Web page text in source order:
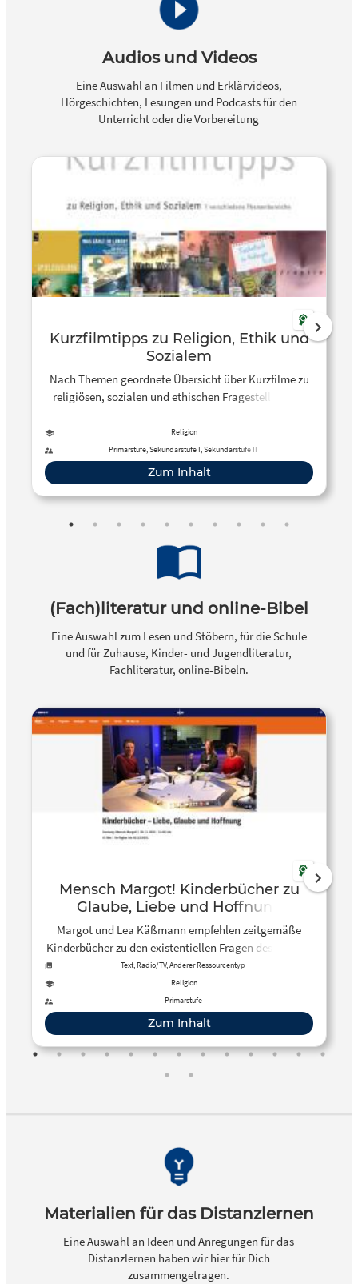
Audios und Videos
Eine Auswahl an Filmen und Erklärvideos,
Hörgeschichten, Lesungen und Podcasts für den
Unterricht oder die Vorbereitung
Kurzfilmtipps zu Religion, Ethik und
Sozialem
Nach Themen geordnete Übersicht über Kurzfilme zu
religiösen, sozialen und ethischen Fragestellungen.
Religion
Primarstufe, Sekundarstufe I, Sekundarstufe II
Zum Inhalt
(Fach)literatur und online-Bibel
Eine Auswahl zum Lesen und Stöbern, für die Schule
und für Zuhause, Kinder- und Jugendliteratur,
Fachliteratur, online-Bibeln.
Mensch Margot! Kinderbücher zu
Glaube, Liebe und Hoffnung
Margot und Lea Käßmann empfehlen zeitgemäße
Kinderbücher zu den existentiellen Fragen des Lebens.
Text, Radio/TV, Anderer Ressourcentyp
Religion
Primarstufe
Zum Inhalt
Materialien für das Distanzlernen
Eine Auswahl an Ideen und Anregungen für das
Distanzlernen haben wir hier für Dich
zusammengetragen.